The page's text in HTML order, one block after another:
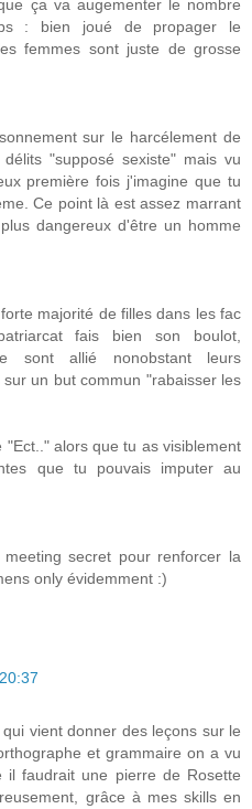
ça va augementer le nombre
: bien joué de propager le
femmes sont juste de grosse
sur le harcélement de
"supposé sexiste" mais vu
première fois j'imagine que tu
Ce point là est assez marrant
dangereux d'être un homme
majorité de filles dans les fac
fais bien son boulot,
sont allié nonobstant leurs
un but commun "rabaisser les
"Ect.." alors que tu as visiblement
que tu pouvais imputer au
secret pour renforcer la
only évidemment :)
vient donner des leçons sur le
et grammaire on a vu
il faudrait une pierre de Rosette
grâce à mes skills en